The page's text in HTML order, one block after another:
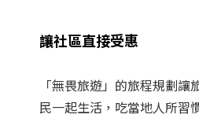
讓社區直接受惠
「無畏旅遊」的旅程規劃
民一起生活，吃當地人所習